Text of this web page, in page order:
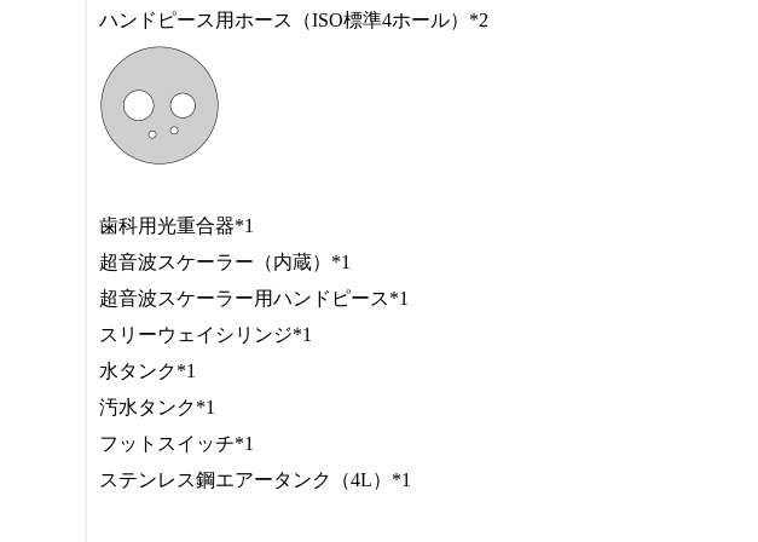
ハンドピース用ホース（ISO標準4ホール）*2
歯科用光重合器*1
超音波スケーラー（内蔵）*1
超音波スケーラー用ハンドピース*1
スリーウェイシリンジ*1
水タンク*1
汚水タンク*1
フットスイッチ*1
ステンレス鋼エアータンク（4L）*1